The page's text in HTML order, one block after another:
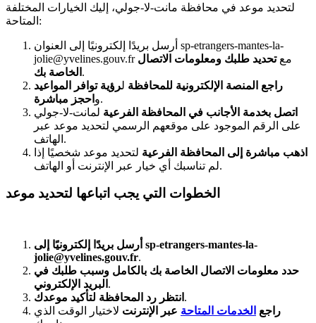
لتحديد موعد في محافظة مانت-لا-جولي، إليك الخيارات المختلفة
المتاحة:
أرسل بريدًا إلكترونيًا إلى العنوان sp-etrangers-mantes-la-
jolie@yvelines.gouv.fr معتحديد طلبك ومعلومات الاتصال
الخاصة بك .
راجع المنصة الإلكترونية للمحافظة لرؤية توافر المواعيد
و احجز مباشرة
.
اتصل بخدمة الأجانب في المحافظة الفرعية لمانت-لا-جولي
على الرقم الموجود على موقعهم الرسمي لتحديد موعد عبر
الهاتف.
اذهب مباشرة إلى المحافظة الفرعية لتحديد موعد شخصيًا إذا
لم تناسبك أي خيار عبر الإنترنت أو الهاتف.
الخطوات التي يجب اتباعها لتحديد موعد
أرسل بريدًا إلكترونيًا إلى sp-etrangers-mantes-la-
jolie@yvelines.gouv.fr.
حدد معلومات الاتصال الخاصة بك بالكامل وسبب طلبك في
البريد الإلكتروني .
انتظر رد المحافظة لتأكيد موعدك .
راجع الخدمات المتاحة عبر الإنترنت لاختيار الوقت الذي